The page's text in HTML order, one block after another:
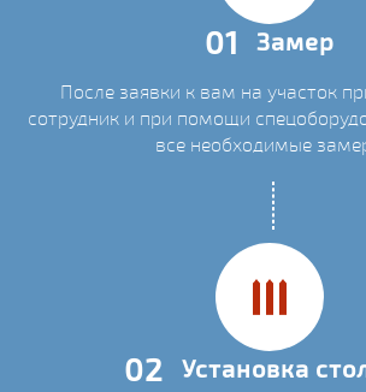
01 Замер
После заявки к вам на участок
сотрудник и при помощи
все необходимые
02 Установка